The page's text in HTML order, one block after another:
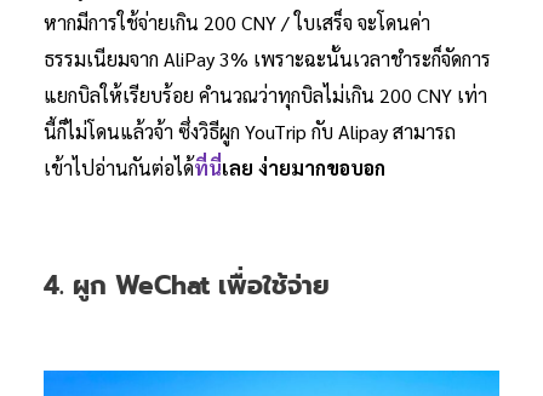
หากมีการใช้จ่ายเกิน 200 CNY / ใบเสร็จ จะโดนค่า
ธรรมเนียมจาก AliPay 3% เพราะฉะนั้นเวลาชำระก็จัดการ
แยกบิลให้เรียบร้อย คำนวณว่าทุกบิลไม่เกิน 200 CNY เท่า
นี้ก็ไม่โดนแล้วจ้า ซึ่งวิธีผูก YouTrip กับ Alipay สามารถ
เข้าไปอ่านกันต่อได้ที่นี่เลย ง่ายมากขอบอก
4. ผูก WeChat เพื่อใช้จ่าย